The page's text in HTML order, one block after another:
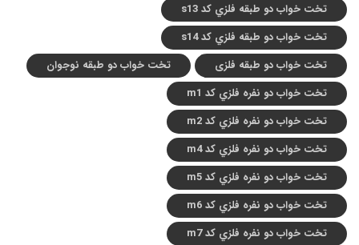
تخت خواب دو طبقه فلزي کد s13
تخت خواب دو طبقه فلزي کد s14
تخت خواب دو طبقه فلزی
تخت خواب دو طبقه نوجوان
تخت خواب دو نفره فلزي کد m1
تخت خواب دو نفره فلزي کد m2
تخت خواب دو نفره فلزي کد m4
تخت خواب دو نفره فلزي کد m5
تخت خواب دو نفره فلزي کد m6
تخت خواب دو نفره فلزي کد m7